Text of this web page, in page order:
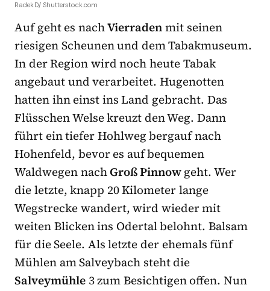
RadekD/ Shutterstock.com
Auf geht es nachVierradenmit seinen
riesigen Scheunen und dem Tabakmuseum.
In der Region wird noch heute Tabak
angebaut und verarbeitet. Hugenotten
hatten ihn einst ins Land gebracht. Das
Flüsschen Welse kreuzt den Weg. Dann
führt ein tiefer Hohlweg bergauf nach
Hohenfeld, bevor es auf bequemen
Waldwegen nachGroß Pinnowgeht. Wer
die letzte, knapp 20 Kilometer lange
Wegstrecke wandert, wird wieder mit
weiten Blicken ins Odertal belohnt. Balsam
für die Seele. Als letzte der ehemals fünf
Mühlen am Salveybach steht die
Salveymühle 3 zum Besichtigen offen. Nun